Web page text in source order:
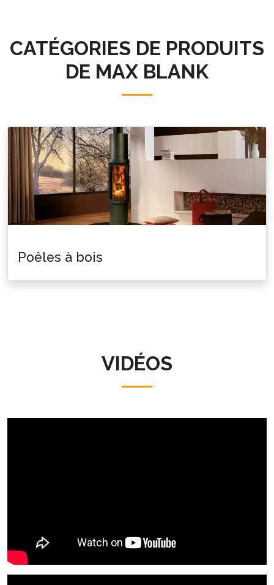
CATÉGORIES DE PRODUITS
DE MAX BLANK
Poêles à bois
VIDÉOS